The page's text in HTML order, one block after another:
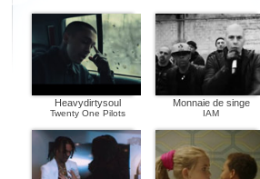
Heavydirtysoul
Twenty One Pilots
Monnaie de singe
IAM